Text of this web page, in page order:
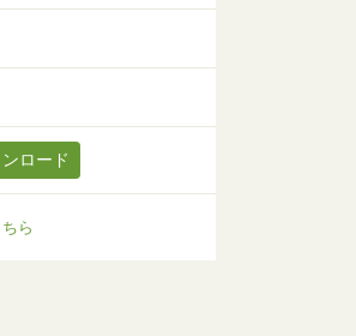
ロード
ら